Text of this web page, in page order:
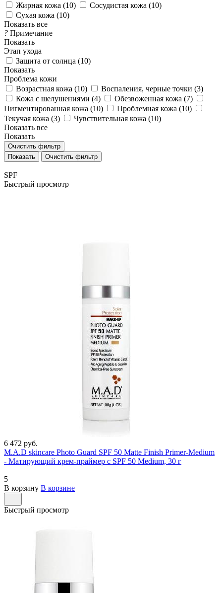
Жирная кожа (10) Сосудистая кожа (10)
Сухая кожа (10)
Показать все
? Примечание
Показать
Этап ухода
Защита от солнца (10)
Показать
Проблема кожи
Возрастная кожа (10) Воспаления, черные точки (3)
Кожа с шелушениями (4) Обезвоженная кожа (7)
Пигментированная кожа (10) Проблемная кожа (10)
Текучая кожа (3) Чувствительная кожа (10)
Показать все
Показать
Очистить фильтр
Очистить фильтр
SPF
Быстрый просмотр
6 472 руб.
M.A.D skincare Photo Guard SPF 50 Matte Finish Primer-Medium
- Матирующий крем-праймер с SPF 50 Medium, 30 г
5
В корзину В корзине
Быстрый просмотр